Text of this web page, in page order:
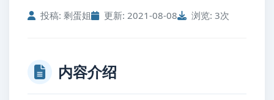
投稿: 剩蛋姐 更新: 2021-08-08 浏览: 3次
内容介绍